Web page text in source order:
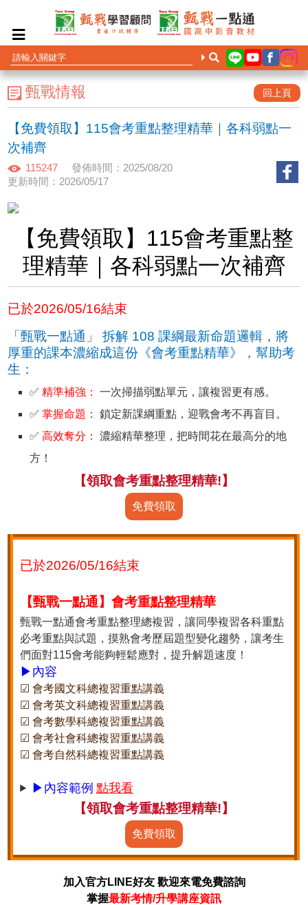
甄戰情報 回上頁
【免費領取】115會考重點整理精華｜各科弱點一
次補齊
115247
發佈時間：2025/08/20
更新時間：2026/05/17
【免費領取】115會考重點整
理精華｜各科弱點一次補齊
已於2026/05/16結束
「甄戰一點通」 拆解 108 課綱最新命題邏輯，將
厚重的課本濃縮成這份《會考重點精華》，幫助考
生：
✅精準補強：
一次掃描弱點單元，讓複習更有感。
✅掌握命題：
鎖定新課綱重點，迎戰會考不再盲目。
✅高效奪分：
濃縮精華整理，把時間花在最高分的地
方！
【領取會考重點整理精華!】
免費領取
已於2026/05/16結束
【甄戰一點通】會考重點整理精華
甄戰一點通會考重點整理總複習，讓同學複習各科重點
必考重點與試題，摸熟會考歷屆題型變化趨勢，讓考生
們面對115會考能夠輕鬆應對，提升解題速度！
▶內容
☑ 會考國文科總複習重點講義
☑ 會考英文科總複習重點講義
☑ 會考數學科總複習重點講義
☑ 會考社會科總複習重點講義
☑ 會考自然科總複習重點講義
▶內容範例 點我看
【領取會考重點整理精華!】
免費領取
加入官方LINE好友 歡迎來電免費諮詢
掌握最新考情/升學講座資訊